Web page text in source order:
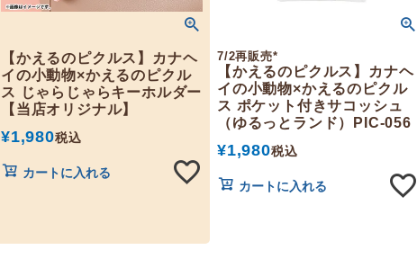
【かえるのピクルス】カナヘ
イの小動物×かえるのピクル
ス じゃらじゃらキーホルダー
【当店オリジナル】
¥1,980税込
カートに入れる
7/2再販売*
【かえるのピクルス】カナヘ
イの小動物×かえるのピクル
ス ポケット付きサコッシュ
（ゆるっとランド）PIC-056
¥1,980税込
カートに入れる